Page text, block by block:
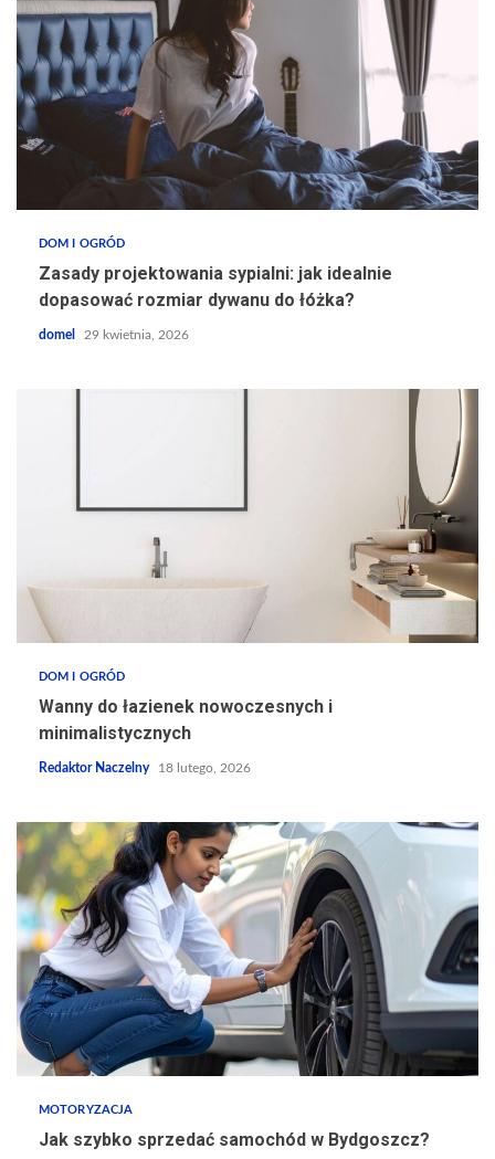
DOM I OGRÓD
Zasady projektowania sypialni: jak idealnie
dopasować rozmiar dywanu do łóżka?
domel 29 kwietnia, 2026
DOM I OGRÓD
Wanny do łazienek nowoczesnych i
minimalistycznych
Redaktor Naczelny 18 lutego, 2026
MOTORYZACJA
Jak szybko sprzedać samochód w Bydgoszcz?